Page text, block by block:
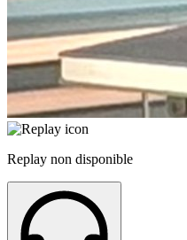
Replay non disponible